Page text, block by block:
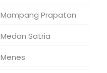
Mampang Prapatan
Medan Satria
Menes